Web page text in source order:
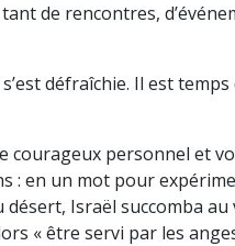
de rencontres,
défraîchie. Il est
courageux personnel et
: en un mot pour
Israël succomba au
« être servi par les